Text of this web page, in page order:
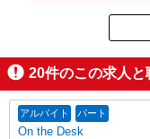
20件のこの求人と
アルバイト パート
On the Desk